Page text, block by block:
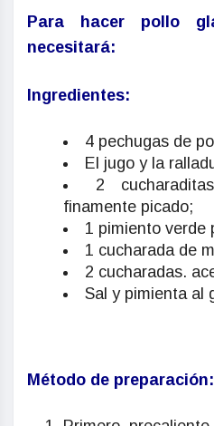
Para hacer pollo
necesitará:
Ingredientes:
4 pechugas de
El jugo y la
2
finamente picado;
1 pimiento verde
1 cucharada de
2 cucharadas.
Sal y pimienta al
Método de preparación: